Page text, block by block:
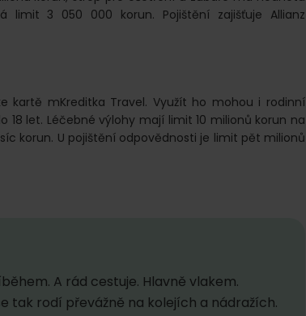
limit 3 050 000 korun. Pojištění zajišťuje Allianz
kartě mKreditka Travel. Využít ho mohou i rodinní
let. Léčebné výlohy mají limit 10 milionů korun na
korun. U pojištění odpovědnosti je limit pět milionů
A rád cestuje. Hlavně vlakem.
tak rodí převážně na kolejích a nádražích.